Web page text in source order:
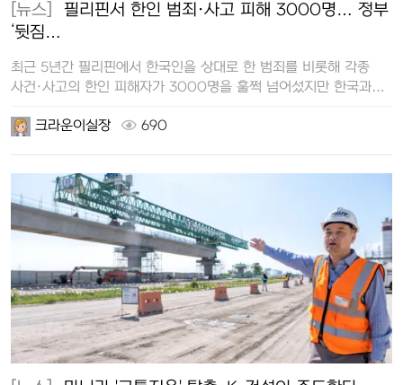
[뉴스]
‘뒷짐…
최근 5년간 필리핀에서 한국인을 상대로 한 범죄를 비롯해 각종
사건·사고의 한인 피해자가 3000명을 훌쩍 넘어섰지만 한국과
크라운이실장
690